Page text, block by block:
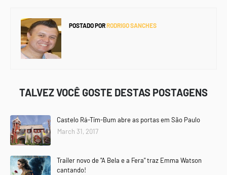
POSTADO PORRODRIGO SANCHES
TALVEZ VOCÊ GOSTE DESTAS POSTAGENS
Castelo Rá-Tim-Bum abre as portas em São Paulo
March 31, 2017
Trailer novo de "A Bela e a Fera" traz Emma Watson
cantando!